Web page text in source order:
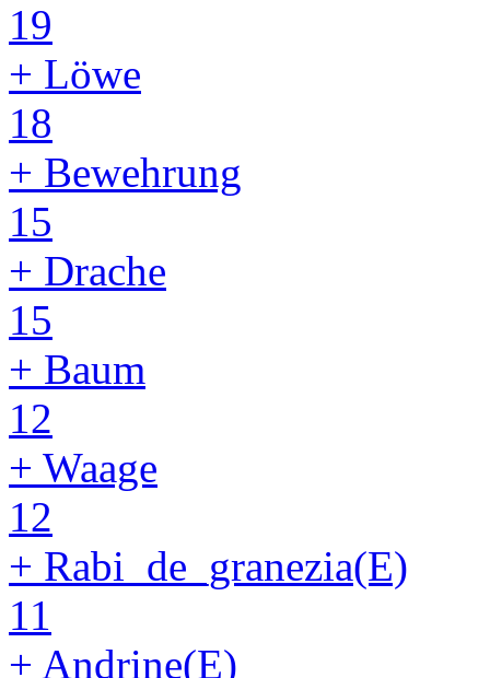
19
+ Löwe
18
+ Bewehrung
15
+ Drache
15
+ Baum
12
+ Waage
12
+ Rabi_de_granezia(E)
11
+ Andrine(E)